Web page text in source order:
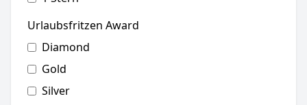
Urlaubsfritzen Award
Diamond
Gold
Silver